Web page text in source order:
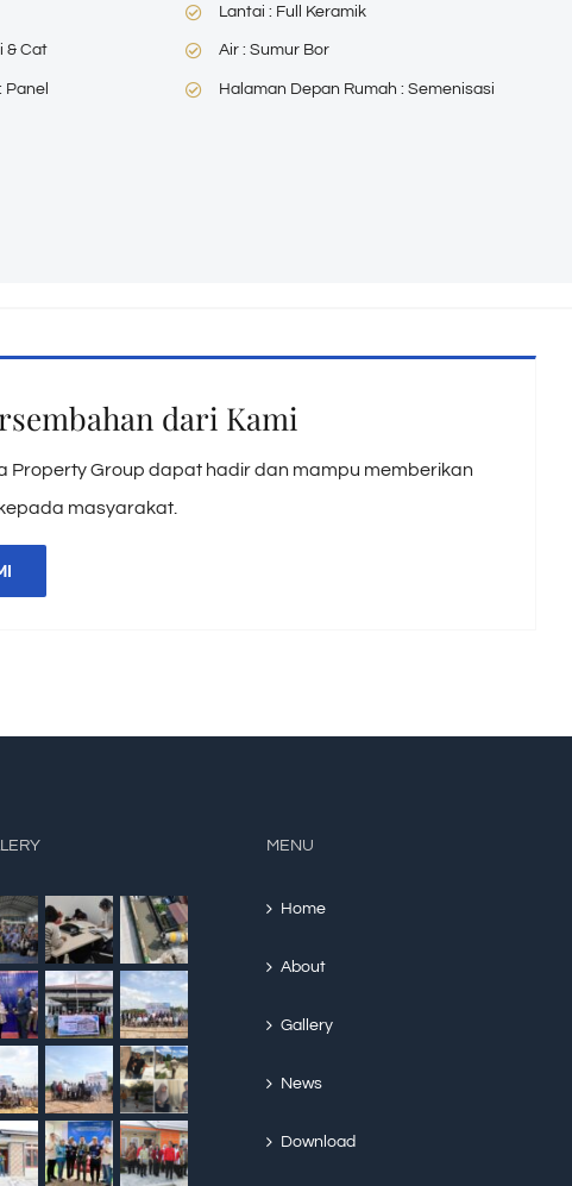
& Cat
Panel
Lantai : Full Keramik
Air : Sumur Bor
Halaman Depan Rumah : Semenisasi
dari Kami
Group dapat hadir dan mampu memberikan
masyarakat.
MENU
Home
About
Gallery
News
Download